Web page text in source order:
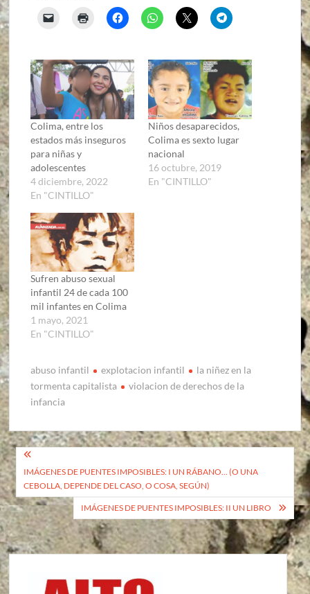
Colima, entre los
estados más inseguros
para niñas y
adolescentes
4 diciembre, 2022
En "CINTILLO"
Niños desaparecidos,
Colima es sexto lugar
nacional
16 octubre, 2019
En "CINTILLO"
Sufren abuso sexual
infantil 24 de cada 100
mil infantes en Colima
1 mayo, 2021
En "CINTILLO"
abuso infantil explotacion infantil
la niñez en la
tormenta capitalista
violacion de derechos de la
infancia
Navegación
de
entradas
IMÁGENES DE PUENTES IMPOSIBLES: I UN RÁBANO… (O UNA
CEBOLLA, DEPENDE DEL CASO, O COSA, SEGÚN)
IMÁGENES DE PUENTES IMPOSIBLES: II UN LIBRO